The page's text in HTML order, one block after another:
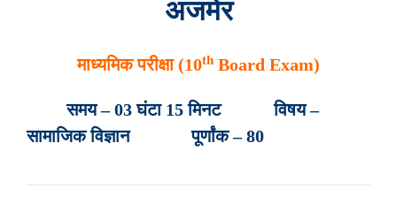
अजमेर
माध्यमिक परीक्षा (10th Board Exam)
समय – 03 घंटा 15 मिनट विषय –
सामाजिक विज्ञान पूर्णांक – 80